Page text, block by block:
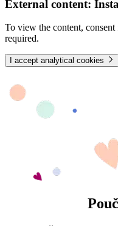
External content:
To view the content,
required.
I accept analytical cookies